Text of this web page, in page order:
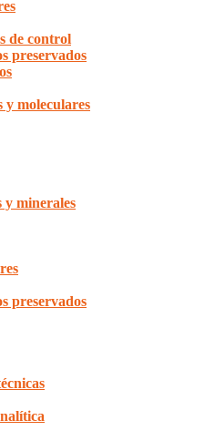
de control
preservados
y moleculares
y minerales
preservados